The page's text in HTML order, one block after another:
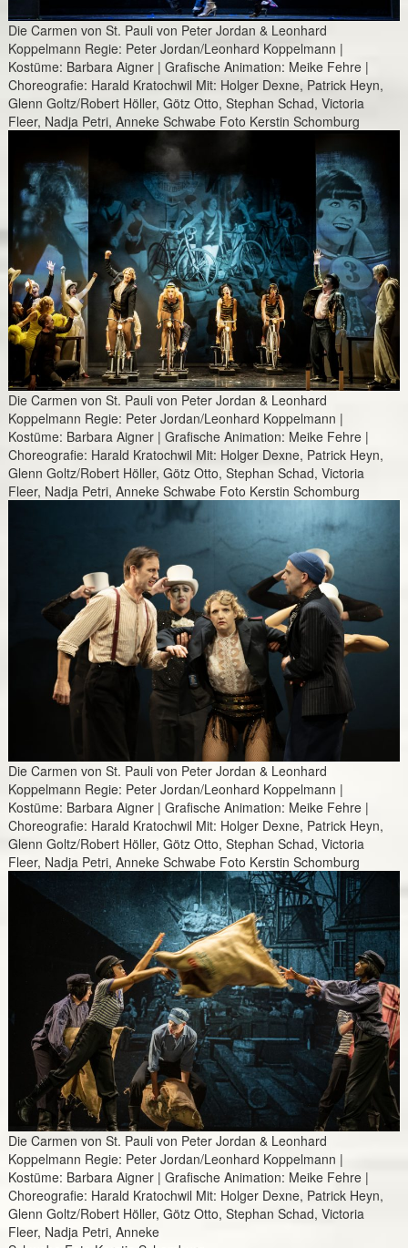
Die Carmen von St. Pauli von Peter Jordan & Leonhard
Koppelmann Regie: Peter Jordan/Leonhard Koppelmann |
Kostüme: Barbara Aigner | Grafische Animation: Meike Fehre |
Choreografie: Harald Kratochwil Mit: Holger Dexne, Patrick Heyn,
Glenn Goltz/Robert Höller, Götz Otto, Stephan Schad, Victoria
Fleer, Nadja Petri, Anneke Schwabe Foto Kerstin Schomburg
Die Carmen von St. Pauli von Peter Jordan & Leonhard
Koppelmann Regie: Peter Jordan/Leonhard Koppelmann |
Kostüme: Barbara Aigner | Grafische Animation: Meike Fehre |
Choreografie: Harald Kratochwil Mit: Holger Dexne, Patrick Heyn,
Glenn Goltz/Robert Höller, Götz Otto, Stephan Schad, Victoria
Fleer, Nadja Petri, Anneke Schwabe Foto Kerstin Schomburg
Die Carmen von St. Pauli von Peter Jordan & Leonhard
Koppelmann Regie: Peter Jordan/Leonhard Koppelmann |
Kostüme: Barbara Aigner | Grafische Animation: Meike Fehre |
Choreografie: Harald Kratochwil Mit: Holger Dexne, Patrick Heyn,
Glenn Goltz/Robert Höller, Götz Otto, Stephan Schad, Victoria
Fleer, Nadja Petri, Anneke Schwabe Foto Kerstin Schomburg
Die Carmen von St. Pauli von Peter Jordan & Leonhard
Koppelmann Regie: Peter Jordan/Leonhard Koppelmann |
Kostüme: Barbara Aigner | Grafische Animation: Meike Fehre |
Choreografie: Harald Kratochwil Mit: Holger Dexne, Patrick Heyn,
Glenn Goltz/Robert Höller, Götz Otto, Stephan Schad, Victoria
Fleer, Nadja Petri, Anneke